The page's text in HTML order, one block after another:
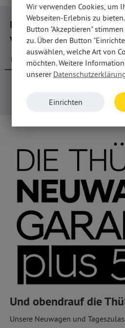
Unsere GoodBuy i10-
verfügbar!
I10
Mehr
Und obendrauf die
Unsere Neuwagen und
Wir verwenden Cookies, um
Webseiten-Erlebnis zu
Button "Akzeptieren"
zu. Über den Button
auswählen, welche Art von
möchten. Weitere
unserer
Einrichten